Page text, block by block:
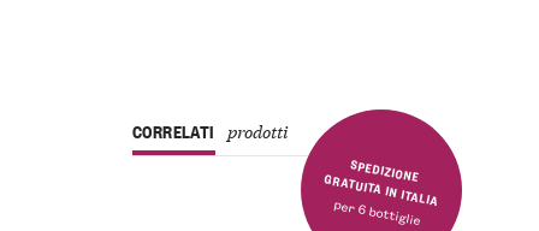
SPEDIZIONE GRATUITA IN ITALIA
per 6 bottiglie
CORRELATI prodotti